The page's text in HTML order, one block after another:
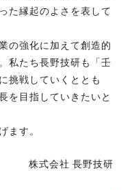
た縁起のよさを表して
の強化に加えて創造的
私たち長野技研も「壬
挑戦していくととも
を目指していきたいと
ます。
株式会社 長野技研